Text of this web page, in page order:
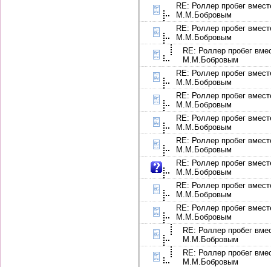
RE: Роллер пробег
М.М.Бобровым
RE: Роллер пробег
М.М.Бобровым
RE: Роллер пробег
М.М.Бобровым
RE: Роллер пробег
М.М.Бобровым
RE: Роллер пробег
М.М.Бобровым
RE: Роллер пробег
М.М.Бобровым
RE: Роллер пробег
М.М.Бобровым
RE: Роллер пробег
М.М.Бобровым
RE: Роллер пробег
М.М.Бобровым
RE: Роллер пробег
М.М.Бобровым
RE: Роллер пробег
М.М.Бобровым
RE: Роллер пробег
М.М.Бобровым